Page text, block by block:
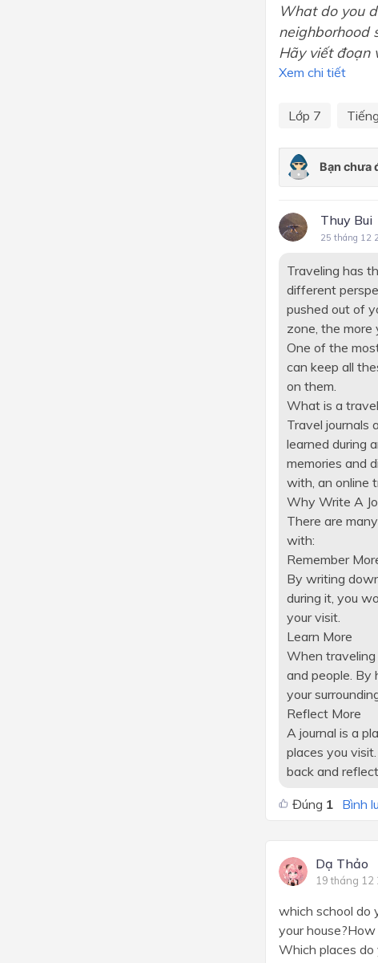
What do you
neighborhood
Hãy viết đoạn
Xem chi tiết
Lớp 7
Thuy Bui
25 tháng 12
Traveling has
different
pushed out of
zone, the more
One of the
can keep all
on them.
What is a
Travel journals
learned during
memories and
with, an online
Why Write A
There are
with:
Remember
By writing
during it, you
your visit.
Learn More
When traveling
and people. By
your
Reflect More
A journal is a
places you
back and
Đúng 1 Bình
Dạ Thảo
19 tháng 12
which school do
your
Which places